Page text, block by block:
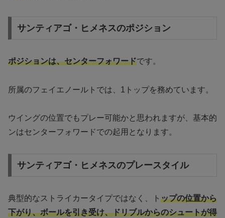
サンティアゴ・ヒメネスのポジション
ポジションは、センターフォワードです。
所属のフェイエノールトでは、1トップを務めています。
ウイングの位置でもプレー可能かと思われますが、基本的
ンはセンターフォワードでの起用となります。
サンティアゴ・ヒメネスのプレースタイル
典型的なストライカータイプではなく、ト ップの位置から
下がり、ボールを引き受け、ドリブルからのシュートが得